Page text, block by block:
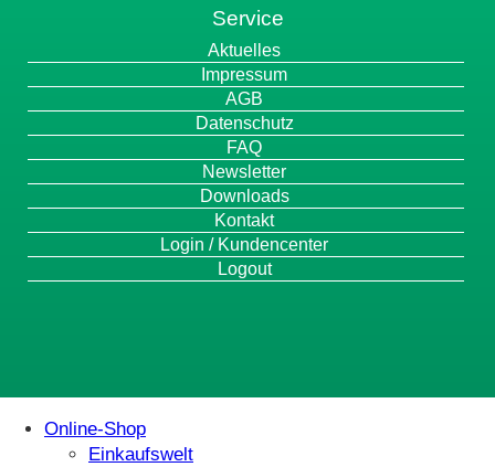
Service
Navigation
überspringen
Aktuelles
Impressum
AGB
Datenschutz
FAQ
Newsletter
Downloads
Kontakt
Login / Kundencenter
Logout
Online-Shop
Einkaufswelt